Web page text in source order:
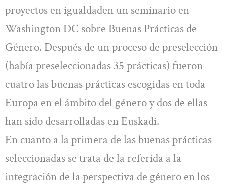
proyectos en igualdaden un seminario en
Washington DC sobre Buenas Prácticas de
Género. Después de un proceso de preselección
(había preseleccionadas 35 prácticas) fueron
cuatro las buenas prácticas escogidas en toda
Europa en el ámbito del género y dos de ellas
han sido desarrolladas en Euskadi.
En cuanto a la primera de las buenas prácticas
seleccionadas se trata de la referida a la
integración de la perspectiva de género en los